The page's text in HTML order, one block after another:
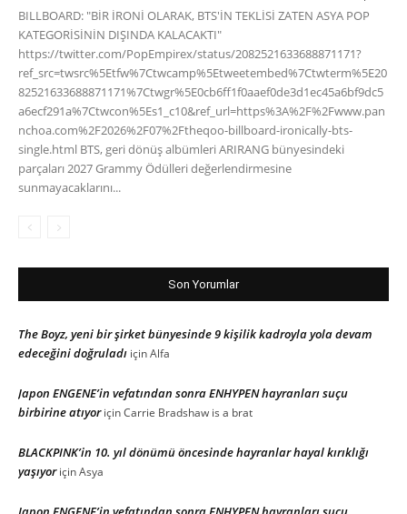
BILLBOARD: "BİR İRONİ OLARAK, BTS'İN TEKLİSİ ZATEN ASYA POP
KATEGORİSİNİN DIŞINDA KALACAKTI"
https://twitter.com/PopEmpirex/status/2082521633688871171?
ref_src=twsrc%5Etfw%7Ctwcamp%5Etweetembed%7Ctwterm%5E20
82521633688871171%7Ctwgr%5E0cb6ff1f0aaef0de3d1ec45a6bf9dc5
a6ecf291a%7Ctwcon%5Es1_c10&ref_url=https%3A%2F%2Fwww.pan
nchoa.com%2F2026%2F07%2Ftheqoo-billboard-ironically-bts-
single.html BTS, geri dönüş albümleri ARIRANG bünyesindeki
parçaları 2027 Grammy Ödülleri değerlendirmesine
sunmayacaklarını...
Son Yorumlar
The Boyz, yeni bir şirket bünyesinde 9 kişilik kadroyla yola devam
edeceğini doğruladı içinAlfa
Japon ENGENE’in vefatından sonra ENHYPEN hayranları suçu
birbirine atıyoriçinCarrie Bradshaw is a brat
BLACKPINK’in 10. yıl dönümü öncesinde hayranlar hayal kırıklığı
yaşıyoriçinAsya